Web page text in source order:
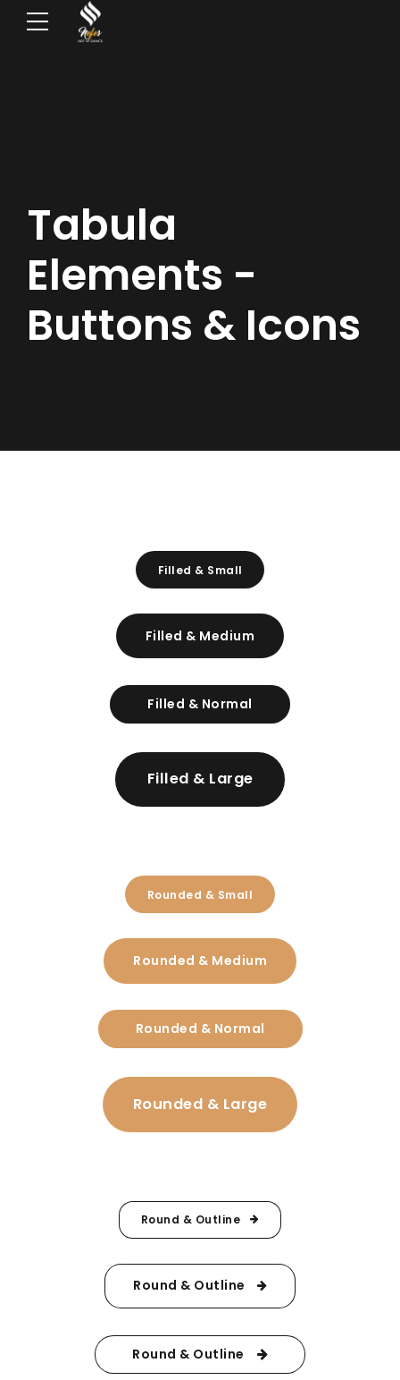
Tabula
Elements -
Buttons & Icons
Filled & Small
Filled & Medium
Filled & Normal
Filled & Large
Rounded & Small
Rounded & Medium
Rounded & Normal
Rounded & Large
Round & Outline
Round & Outline
Round & Outline